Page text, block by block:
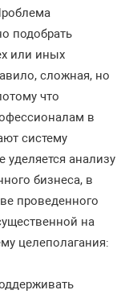
подобрать
или иных
сложная, но
что
в
систему
анализу
бизнеса, в
проведенного
на
целеполагания: